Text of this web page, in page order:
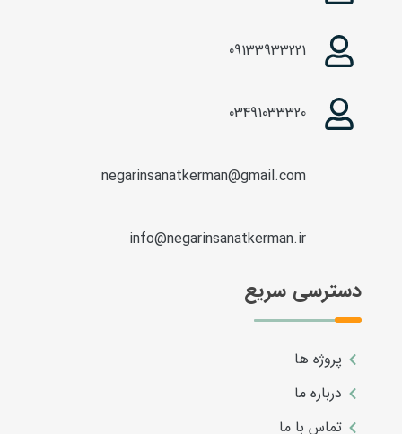
09133933221
03491033320
negarinsanatkerman@gmail.com
info@negarinsanatkerman.ir
دسترسی سریع
پروژه ها
درباره ما
تماس با ما